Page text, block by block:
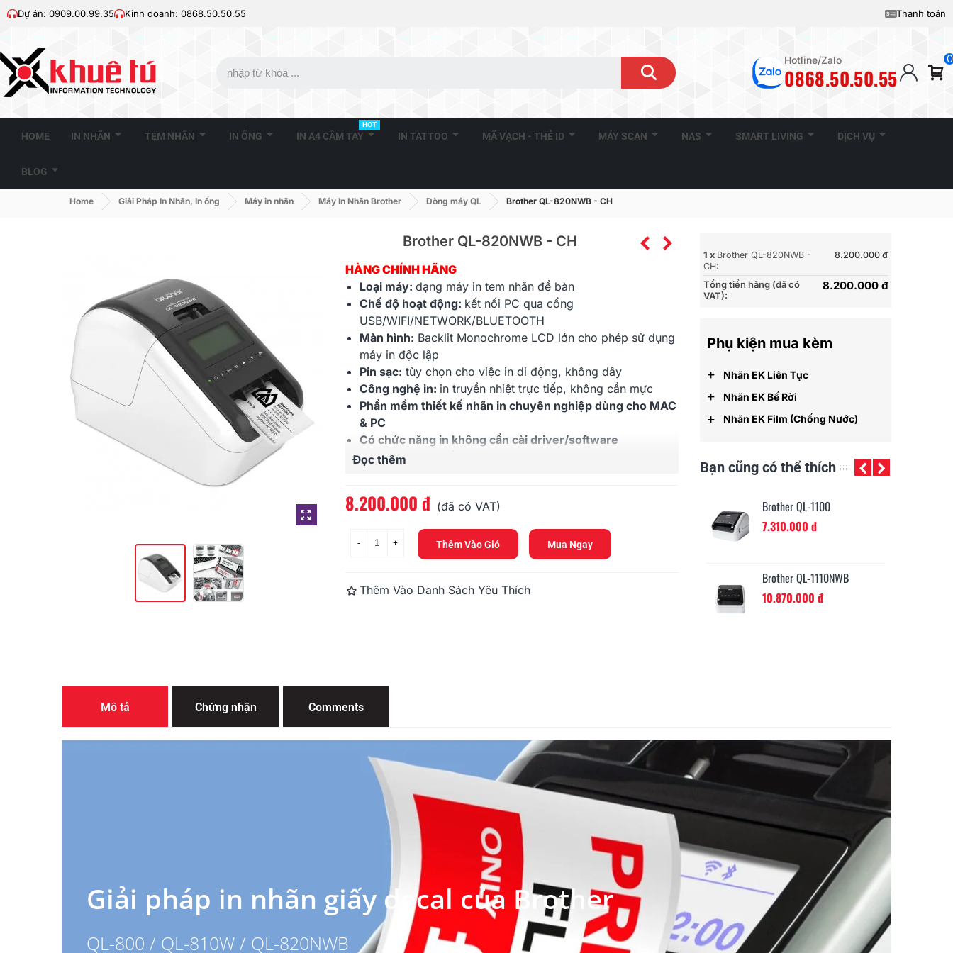
Dự án: 0909.00.99.35 Kinh doanh: 0868.50.50.55 Thanh toán
Hotline/Zalo
0868.50.50.55
0
HOME IN NHÃN TEM NHÃN IN ỐNG IN A4 CẦM TAY
HOT
IN TATTOO MÃ VẠCH - THẺ ID MÁY SCAN NAS SMART LIVING DỊCH VỤ
BLOG
Home Giải Pháp In Nhãn, In ống Máy in nhãn Máy In Nhãn Brother Dòng máy QL Brother QL-820NWB - CH
Brother QL-820NWB - CH
HÀNG CHÍNH HÃNG
Loại máy: dạng máy in tem nhãnđể bàn
Chế độ hoạt động: kết nối PC qua cổng
USB/WIFI/NETWORK/BLUETOOTH
Màn hình: Backlit Monochrome LCD lớn cho phép sử dụng
máy in độc lập
Pin sạc: tùy chọn cho việc in di động, không dây
Công nghệ in: in truyền nhiệt trực tiếp, không cần mực
Phần mềm thiết kế nhãn in chuyên nghiệp dùng cho MAC
& PC
Có chức năng in không cần cài driver/software
Độ phân giải in tối đa
Loại nhãn in hỗ trợ: nhãnEK
Cắt nhãn
: tự động
Thùng bao gồm: Thân máyQL
-820NWB X 1, Dây cáp USB
29mm x 90mm x 100 nhãn X 1 cuộn, cuộn nhãn 62mm x
Đọc thêm
8.200.000 đ (đã có VAT)
- + Thêm Vào Giỏ Mua Ngay
Thêm Vào Danh Sách Yêu Thích
1 x Brother QL-820NWB -
CH:
8.200.000 đ
Tổng tiền hàng (đã có
VAT):
8.200.000 đ
Phụ kiện mua kèm
+ Nhãn EK Liên Tục
+ Nhãn EK Bế Rời
+ Nhãn EK Film (chống Nước)
Bạn cũng có thể thích
Brother QL-700
4.400.000 đ
4.350.000 đ
5.940.000 đ
Brother QL-1100
7.310.000 đ
Brother QL-1110NWB
10.870.000 đ
Mô tả Chứng nhận Comments
Giải pháp in nhãn giấy decal của Brother
QL-800 / QL-810W / QL-820NWB